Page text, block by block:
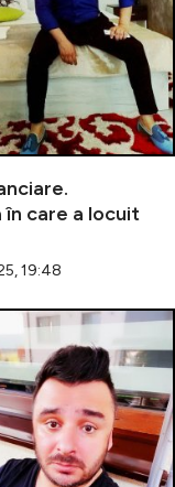
care a locuit
19:48